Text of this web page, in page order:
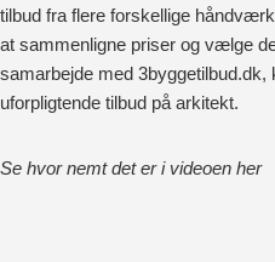
tilbud fra flere forskellige
at sammenligne priser og vælge
samarbejde med
uforpligtende tilbud på arkitekt.
Se hvor nemt det er i videoen her